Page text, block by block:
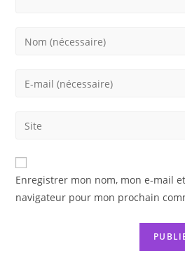
Enter
Enter
address
comment
Saisir
de
votre
(facultatif)
Enregistrer mon nom, mon e-mail
navigateur pour mon prochain